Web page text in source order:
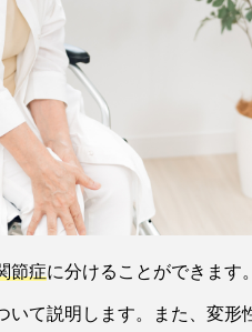
節症に分けることができます
いて説明します。また、変形